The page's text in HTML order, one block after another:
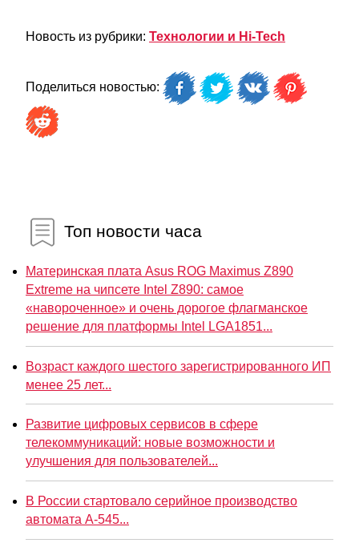
Новость из рубрики: Технологии и Hi-Tech
Поделиться новостью:
Топ новости часа
Материнская плата Asus ROG Maximus Z890
Extreme на чипсете Intel Z890: самое
«навороченное» и очень дорогое флагманское
решение для платформы Intel LGA1851...
Возраст каждого шестого зарегистрированного ИП
менее 25 лет...
Развитие цифровых сервисов в сфере
телекоммуникаций: новые возможности и
улучшения для пользователей...
В России стартовало серийное производство
автомата А-545...